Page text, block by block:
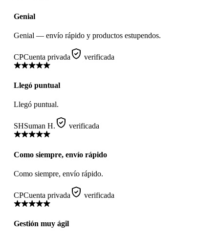
Genial
Genial — envío rápido y productos estupendos.
CPCuenta privada verificada
Llegó puntual
Llegó puntual.
SHSuman H. verificada
Como siempre, envío rápido
Como siempre, envío rápido.
CPCuenta privada verificada
Gestión muy ágil